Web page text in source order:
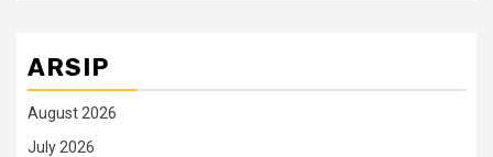
ARSIP
August 2026
July 2026